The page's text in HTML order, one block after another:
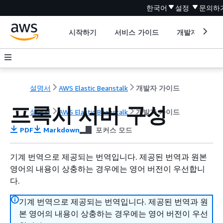
한국어 설정 문의하
시작하기 서비스 가이드 개발자 도구
설명서 AWS Elastic Beanstalk 개발자 가이드
설명서 AWS Elastic Beanstalk 개발자 가이드
프록시 서버 구성
PDF Markdown 포커스 모드
기계 번역으로 제공되는 번역입니다. 제공된 번역과 원본
영어의 내용이 상충하는 경우에는 영어 버전이 우선합니
다.
기계 번역으로 제공되는 번역입니다. 제공된 번역과 원
본 영어의 내용이 상충하는 경우에는 영어 버전이 우선